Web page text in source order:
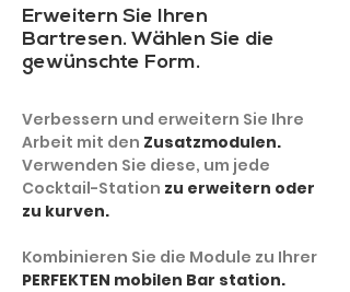
Erweitern Sie Ihren
Bartresen. Wählen Sie die
gewünschte Form.
Verbessern und erweitern Sie Ihre
Arbeit mit den Zusatzmodulen.
Verwenden Sie diese, um jede
Cocktail-Station zu erweitern oder
zu kurven.
Kombinieren Sie die Module zu Ihrer
PERFEKTEN mobilen Bar station.